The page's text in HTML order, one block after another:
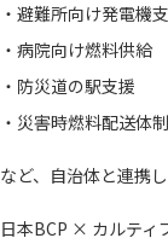
・避難所向け発電機
・病院向け燃料供給
・防災道の駅支援
・災害時燃料配送体制
など、自治体と連携
日本BCP × カルティ